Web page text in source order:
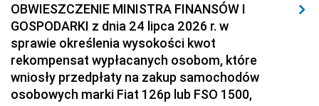
OBWIESZCZENIE MINISTRA FINANSÓW I
GOSPODARKI z dnia 24 lipca 2026 r. w
sprawie określenia wysokości kwot
rekompensat wypłacanych osobom, które
wniosły przedpłaty na zakup samochodów
osobowych marki Fiat 126p lub FSO 1500,